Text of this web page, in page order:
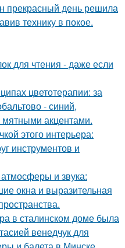
прекрасный день решила
технику в покое.
для чтения - даже если
цветотерапии: за
- синий,
акцентами.
этого интерьера:
инструментов и
и звука:
окна и выразительная
в сталинском доме была
венедчук для